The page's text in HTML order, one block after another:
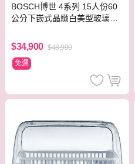
BOSCH博世 4系列 15人份60
公分下嵌式晶緻白美型玻璃洗
$34,900 $48,900
免運